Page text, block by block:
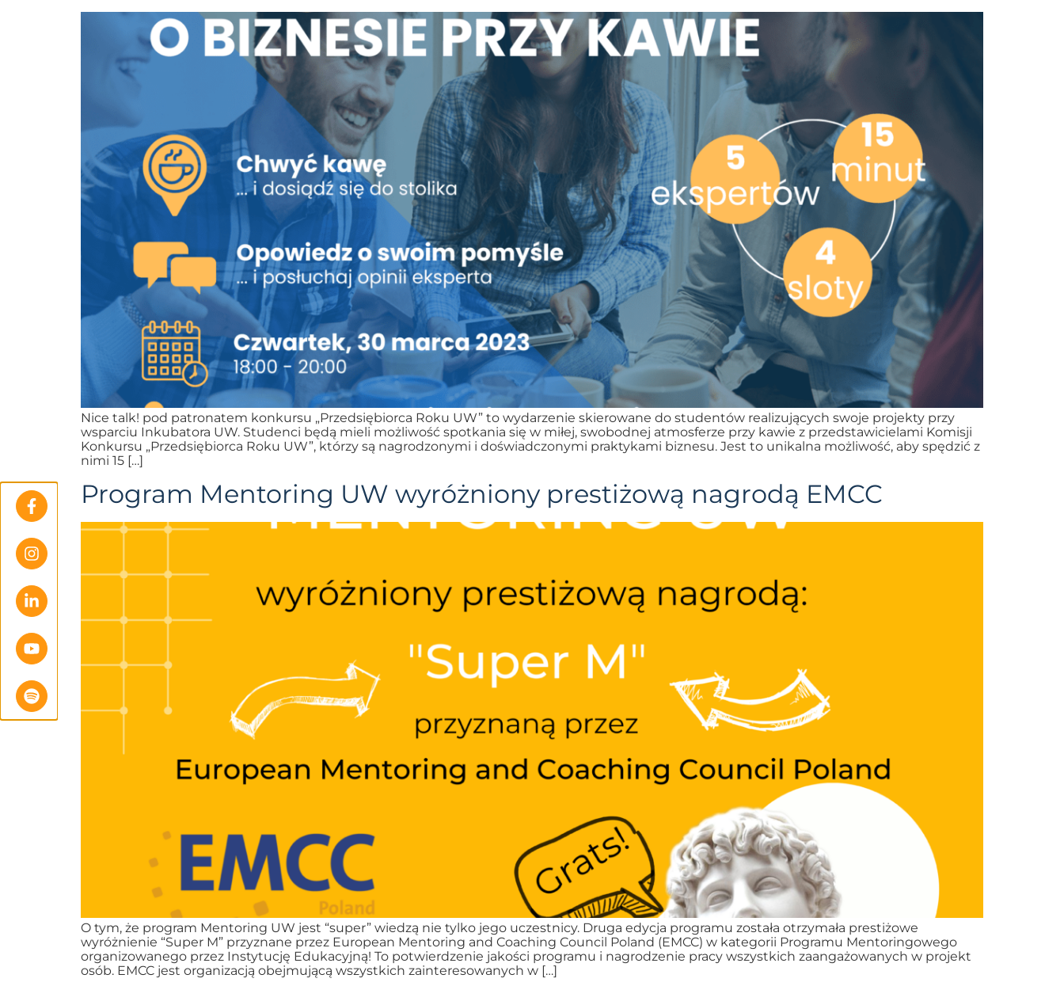
Nice talk! pod patronatem konkursu „Przedsiębiorca Roku UW” to wydarzenie skierowane do studentów realizujących swoje projekty przy
wsparciu Inkubatora UW. Studenci będą mieli możliwość spotkania się w miłej, swobodnej atmosferze przy kawie z przedstawicielami Komisji
Konkursu „Przedsiębiorca Roku UW”, którzy są nagrodzonymi i doświadczonymi praktykami biznesu. Jest to unikalna możliwość, aby spędzić z
nimi 15 […]
Program Mentoring UW wyróżniony prestiżową nagrodą EMCC
O tym, że program Mentoring UW jest “super” wiedzą nie tylko jego uczestnicy. Druga edycja programu została otrzymała prestiżowe
wyróżnienie “Super M” przyznane przez European Mentoring and Coaching Council Poland (EMCC) w kategorii Programu Mentoringowego
organizowanego przez Instytucję Edukacyjną! To potwierdzenie jakości programu i nagrodzenie pracy wszystkich zaangażowanych w projekt
osób. EMCC jest organizacją obejmującą wszystkich zainteresowanych w […]